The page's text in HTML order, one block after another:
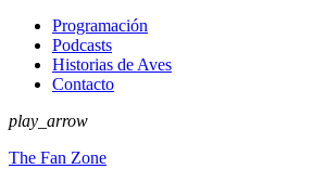
Programación
Podcasts
Historias de Aves
Contacto
play_arrow
The Fan Zone